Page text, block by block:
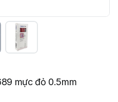
mực đỏ 0.5mm